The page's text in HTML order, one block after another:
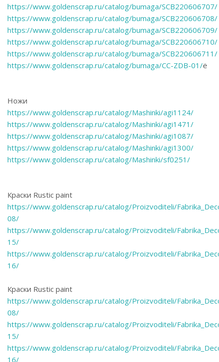
https://www.goldenscrap.ru/catalog/bumaga/SCB220606707/
https://www.goldenscrap.ru/catalog/bumaga/SCB220606708/
https://www.goldenscrap.ru/catalog/bumaga/SCB220606709/
https://www.goldenscrap.ru/catalog/bumaga/SCB220606710/
https://www.goldenscrap.ru/catalog/bumaga/SCB220606711/
https://www.goldenscrap.ru/catalog/bumaga/CC-ZDB-01/ё
Ножи
https://www.goldenscrap.ru/catalog/Mashinki/agi1124/
https://www.goldenscrap.ru/catalog/Mashinki/agi1471/
https://www.goldenscrap.ru/catalog/Mashinki/agi1087/
https://www.goldenscrap.ru/catalog/Mashinki/agi1300/
https://www.goldenscrap.ru/catalog/Mashinki/sf0251/
Краски Rustic paint
https://www.goldenscrap.ru/catalog/Proizvoditeli/
08/
https://www.goldenscrap.ru/catalog/Proizvoditeli/
15/
https://www.goldenscrap.ru/catalog/Proizvoditeli/
16/
Краски Rustic paint
https://www.goldenscrap.ru/catalog/Proizvoditeli/
08/
https://www.goldenscrap.ru/catalog/Proizvoditeli/
15/
https://www.goldenscrap.ru/catalog/Proizvoditeli/
16/